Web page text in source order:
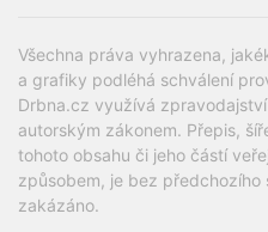
Všechna práva vyhrazena,
a grafiky podléhá schválení
Drbna.cz využívá
autorským zákonem. Přepis,
tohoto obsahu či jeho částí
způsobem, je bez předchozího
zakázáno.